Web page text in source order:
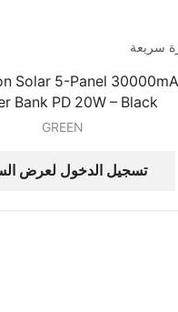
سريعة
Solar 5-Panel
Bank PD 20W – Black
GREEN
تسجيل الدخول لعرض